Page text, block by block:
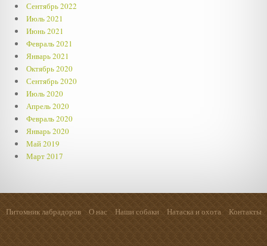
Сентябрь 2022
Июль 2021
Июнь 2021
Февраль 2021
Январь 2021
Октябрь 2020
Сентябрь 2020
Июль 2020
Апрель 2020
Февраль 2020
Январь 2020
Май 2019
Март 2017
Питомник лабрадоров О нас Наши собаки Натаска и охота Контакты